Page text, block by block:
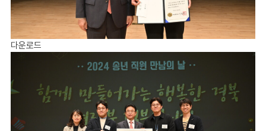
다운로드